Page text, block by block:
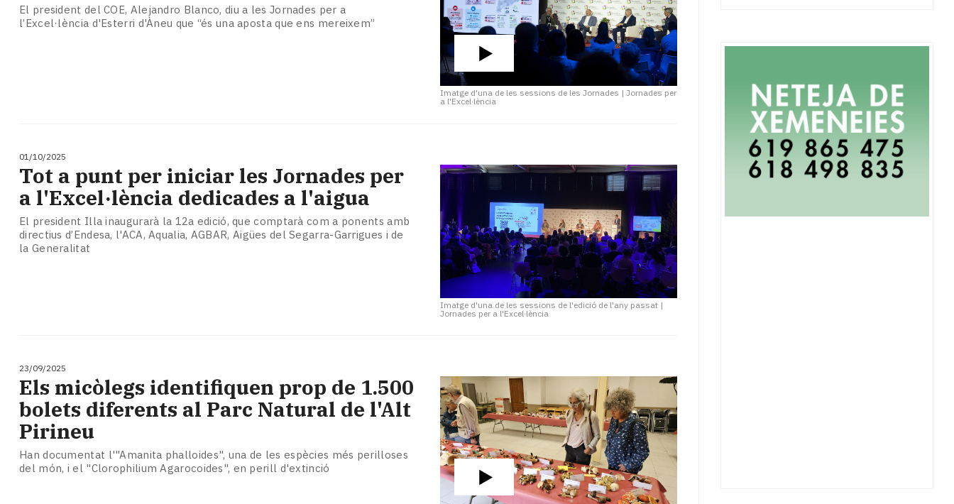
Imatge d'una de les sessions de les Jornades |Jornades per
a l'Excel·lència
El president del COE, Alejandro Blanco, diu a les Jornades per a
l’Excel·lència d'Esterri d'Àneu que “és una aposta que ens mereixem”
01/10/2025
Imatge d'una de les sessions de l'edició de l'any passat |
Jornades per a l'Excel·lència
Tot a punt per iniciar les Jornades per
a l'Excel·lència dedicades a l'aigua
El president Illa inaugurarà la 12a edició, que comptarà com a ponents amb
directius d’Endesa, l'ACA, Aqualia, AGBAR, Aigües del Segarra-Garrigues i de
la Generalitat
23/09/2025
​Els micòlegs identifiquen prop de 1.500
bolets diferents al Parc Natural de l'Alt
Pirineu
Han documentat l'"Amanita phalloides", una de les espècies més perilloses
del món, i el "Clorophilium Agarocoides", en perill d'extinció